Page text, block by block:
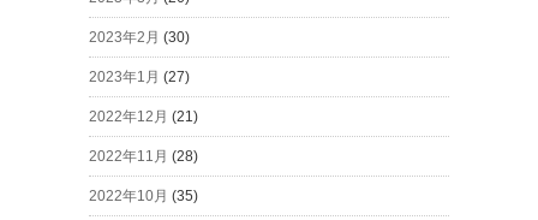
2023年2月 (30)
2023年1月 (27)
2022年12月 (21)
2022年11月 (28)
2022年10月 (35)